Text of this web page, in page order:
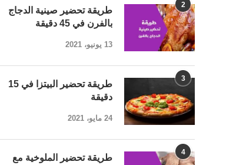
2
طريقة تحضير صينية الدجاج
بالفرن في 45 دقيقة
13 يونيو، 2021
3
طريقة تحضير البيتزا في 15
دقيقة
24 مايو، 2021
4
طريقة تحضير الملوخية مع